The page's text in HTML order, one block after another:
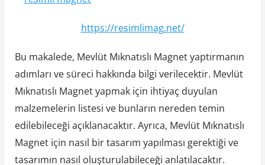
https://resimlimag.net/
Bu makalede, Mevlüt Mıknatıslı Magnet yaptırmanın
adımları ve süreci hakkında bilgi verilecektir. Mevlüt
Mıknatıslı Magnet yapmak için ihtiyaç duyulan
malzemelerin listesi ve bunların nereden temin
edilebileceği açıklanacaktır. Ayrıca, Mevlüt Mıknatıslı
Magnet için nasıl bir tasarım yapılması gerektiği ve
tasarımın nasıl oluşturulabileceği anlatılacaktır.